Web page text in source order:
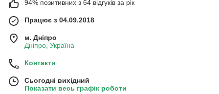
94% позитивних з 64 відгуків за рік
Працює з 04.09.2018
м. Дніпро
Дніпро, Україна
Контакти
Сьогодні вихідний
Показати весь графік роботи